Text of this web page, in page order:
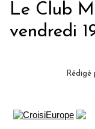
Le Club
vendredi
Rédigé